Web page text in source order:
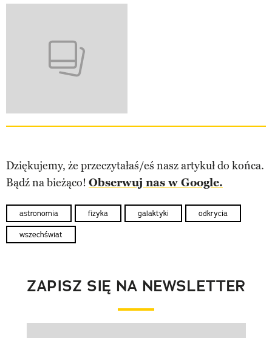
Dziękujemy, że przeczytałaś/eś nasz artykuł do końca.
Bądź na bieżąco! Obserwuj nas w Google.
astronomia fizyka galaktyki odkrycia
wszechświat
ZAPISZ SIĘ NA NEWSLETTER